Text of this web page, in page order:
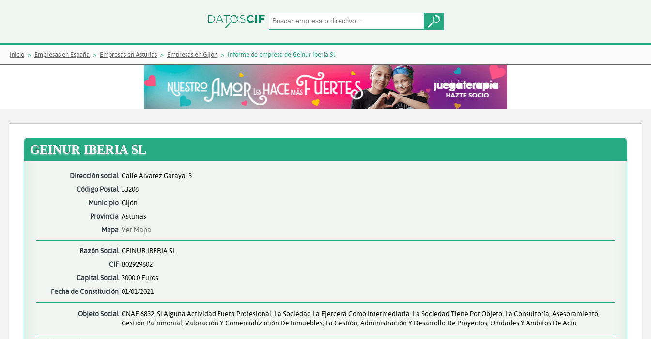
Inicio Empresas en España Empresas en Asturias Empresas en Gijón Informe de empresa de Geinur Iberia Sl
GEINUR IBERIA SL
Dirección social Calle Alvarez Garaya, 3
Código Postal 33206
Municipio Gijón
Provincia Asturias
Mapa Ver Mapa
Razón Social GEINUR IBERIA SL
CIF B02929602
Capital Social 3000.0 Euros
Fecha de Constitución 01/01/2021
Objeto Social CNAE 6832. Si Alguna Actividad Fuera Profesional, La Sociedad La Ejercerá Como Intermediaria. La Sociedad Tiene Por Objeto: La Consultoría, Asesoramiento,
Gestión Patrimonial, Valoración Y Comercialización De Inmuebles; La Gestión, Administración Y Desarrollo De Proyectos, Unidades Y Ambitos De Actu